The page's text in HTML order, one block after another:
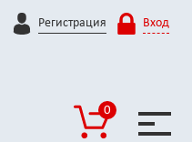
Регистрация Вход
0